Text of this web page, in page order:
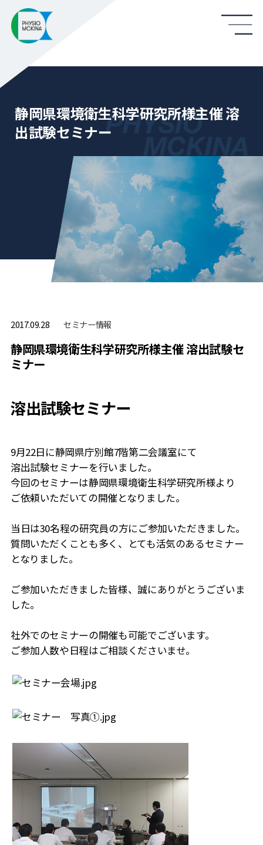
静岡県環境衛生科学研究所様主催 溶
出試験セミナー
2017.09.28 セミナー情報
静岡県環境衛生科学研究所様主催 溶出試験セ
ミナー
溶出試験セミナー
9月22日に静岡県庁別館7階第二会議室にて
溶出試験セミナーを行いました。
今回のセミナーは静岡県環境衛生科学研究所様より
ご依頼いただいての開催となりました。
当日は30名程の研究員の方にご参加いただきました。
質問いただくことも多く、とても活気のあるセミナー
となりました。
ご参加いただきました皆様、誠にありがとうございま
した。
社外でのセミナーの開催も可能でございます。
ご参加人数や日程はご相談くださいませ。